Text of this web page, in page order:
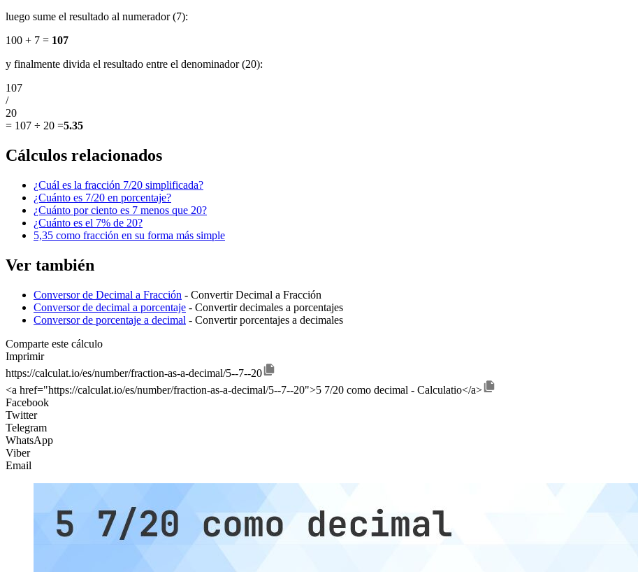
luego sume el resultado al numerador (7):
100 + 7 = 107
y finalmente divida el resultado entre el denominador (20):
107
/
20
= 107 ÷ 20 =5.35
Cálculos relacionados
¿Cuál es la fracción 7/20 simplificada?
¿Cuánto es 7/20 en porcentaje?
¿Cuánto por ciento es 7 menos que 20?
¿Cuánto es el 7% de 20?
5,35 como fracción en su forma más simple
Ver también
Conversor de Decimal a Fracción - Convertir Decimal a Fracción
Conversor de decimal a porcentaje - Convertir decimales a porcentajes
Conversor de porcentaje a decimal - Convertir porcentajes a decimales
Comparte este cálculo
Imprimir
https://calculat.io/es/number/fraction-as-a-decimal/5--7--20
<a href="https://calculat.io/es/number/fraction-as-a-decimal/5--7--20">5 7/20 como decimal - Calculatio</a>
Facebook
Twitter
Telegram
WhatsApp
Viber
Email